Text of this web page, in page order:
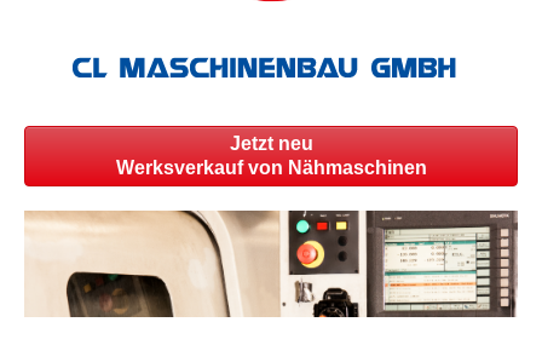
Jetzt neu
Werksverkauf von Nähmaschinen